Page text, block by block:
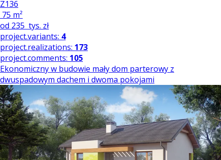
Z136
75 m²
od 235 tys. zł
project.variants: 4
project.realizations: 173
project.comments: 105
Ekonomiczny w budowie mały dom parterowy z
dwuspadowym dachem i dwoma pokojami